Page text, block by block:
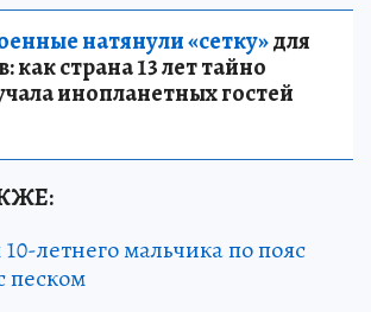
натянули «сетку»для
страна 13 лет тайно
инопланетных гостей
летнего мальчика по пояс
песком